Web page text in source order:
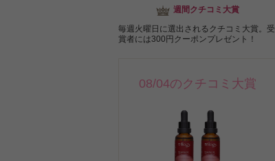
週間クチコミ大賞
毎週火曜日に選出されるクチコミ大賞。受
賞者には300円クーポンプレゼント！
08/04のクチコミ大賞